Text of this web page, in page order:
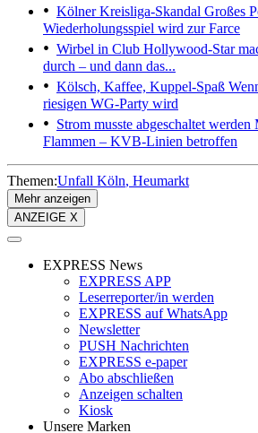
Kölner Kreisliga-Skandal Großes
Wiederholungsspiel wird zur Farce
Wirbel in Club Hollywood-Star
durch – und dann das...
Kölsch, Kaffee, Kuppel-Spaß
riesigen WG-Party wird
Strom musste abgeschaltet werden
Flammen – KVB-Linien betroffen
Themen:Unfall Köln Heumarkt
Mehr anzeigen
ANZEIGE X
EXPRESS News
EXPRESS APP
Leserreporter/in werden
EXPRESS auf WhatsApp
Newsletter
PUSH Nachrichten
EXPRESS e-paper
Abo abschließen
Anzeigen schalten
Kiosk
Unsere Marken